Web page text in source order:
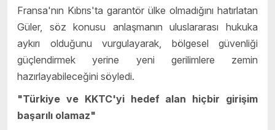
Fransa'nın Kıbrıs'ta garantör ülke olmadığını hatırlatan
Güler, söz konusu anlaşmanın uluslararası hukuka
aykırı olduğunu vurgulayarak, bölgesel güvenliği
güçlendirmek yerine yeni gerilimlere zemin
hazırlayabileceğini söyledi.
"Türkiye ve KKTC'yi hedef alan hiçbir girişim
başarılı olamaz"